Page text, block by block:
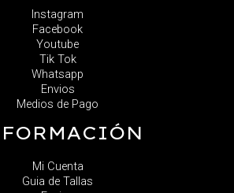
Instagram
Facebook
Youtube
Tik Tok
Whatsapp
Envios
Medios de Pago
Mi Cuenta
Guia de Tallas